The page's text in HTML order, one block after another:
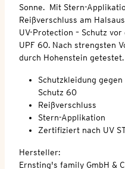
Sonne. Mit Stern-
Reißverschluss am
UV-Protection – Schutz
UPF 60. Nach strengsten
durch Hohenstein getestet.
Schutzkleidung
Schutz 60
Reißverschluss
Stern-Applikation
Zertifiziert nach UV
Hersteller:
Ernsting's family GmbH &